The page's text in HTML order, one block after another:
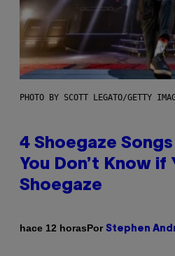
PHOTO BY SCOTT LEGATO/GETTY
4 Shoegaze
You Don’t Know if
Shoegaze
hace 12 horasPor Stephen